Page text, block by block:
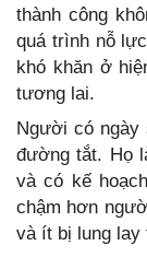
thành công
quá trình nỗ
khó khăn ở
tương lai.
Người có ngày
đường tắt. Họ
và có kế
chậm hơn
và ít bị lung lay